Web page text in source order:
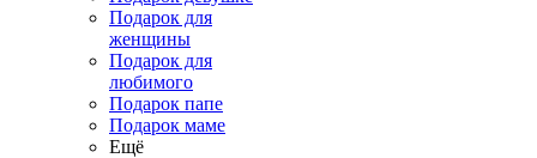
Подарок для
женщины
Подарок для
любимого
Подарок папе
Подарок маме
Ещё